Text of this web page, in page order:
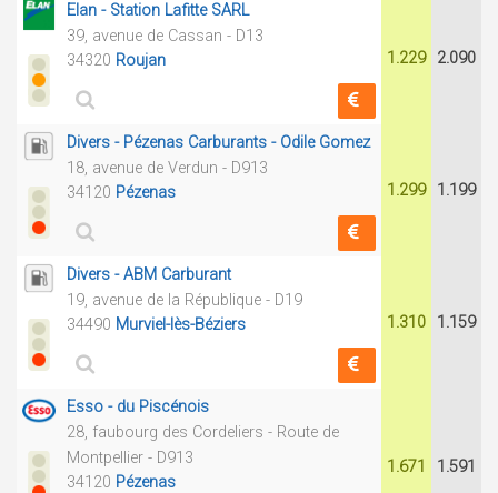
Elan - Station Lafitte SARL
39, avenue de Cassan - D13
34320 Roujan 1.229 2.090
Divers - Pézenas Carburants - Odile Gomez
18, avenue de Verdun - D913
34120 Pézenas 1.299 1.199
Divers - ABM Carburant
19, avenue de la République - D19
34490 Murviel-lès-Béziers 1.310 1.159
Esso - du Piscénois
28, faubourg des Cordeliers - Route de
Montpellier - D913
34120 Pézenas
1.671 1.591